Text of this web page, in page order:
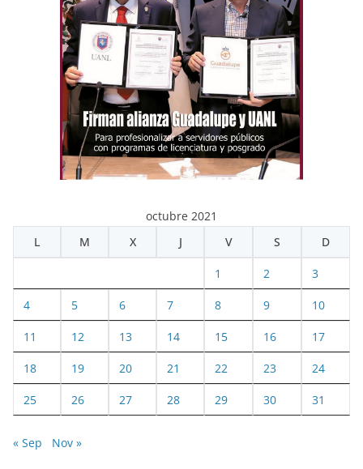
octubre 2021
L
M X J V S D
1 2 3
4 5 6 7 8 9 10
11 12 13 14 15 16 17
18 19 20 21 22 23 24
25 26 27 28 29 30 31
« Sep Nov »